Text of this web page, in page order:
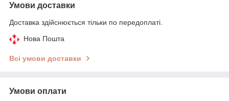
Умови доставки
Доставка здійснюється тільки по передоплаті.
Нова Пошта
Всі умови доставки
Умови оплати